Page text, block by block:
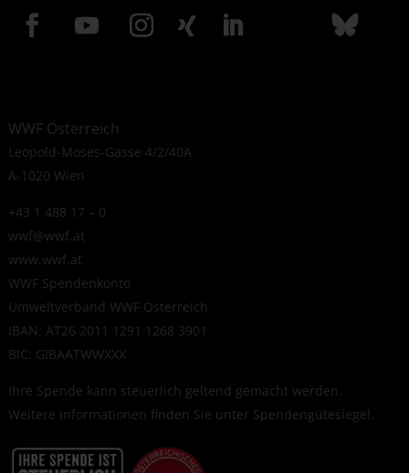
WWF Österreich
Leopold-Moses-Gasse 4/2/40A
A-1020 Wien
+43 1 488 17 – 0
wwf@wwf.at
www.wwf.at
WWF Spendenkonto
Umweltverband WWF Österreich
IBAN: AT26 2011 1291 1268 3901
BIC: GIBAATWWXXX
Ihre Spende kann steuerlich geltend gemacht werden.
Weitere Informationen finden Sie unter Spendengütesiegel